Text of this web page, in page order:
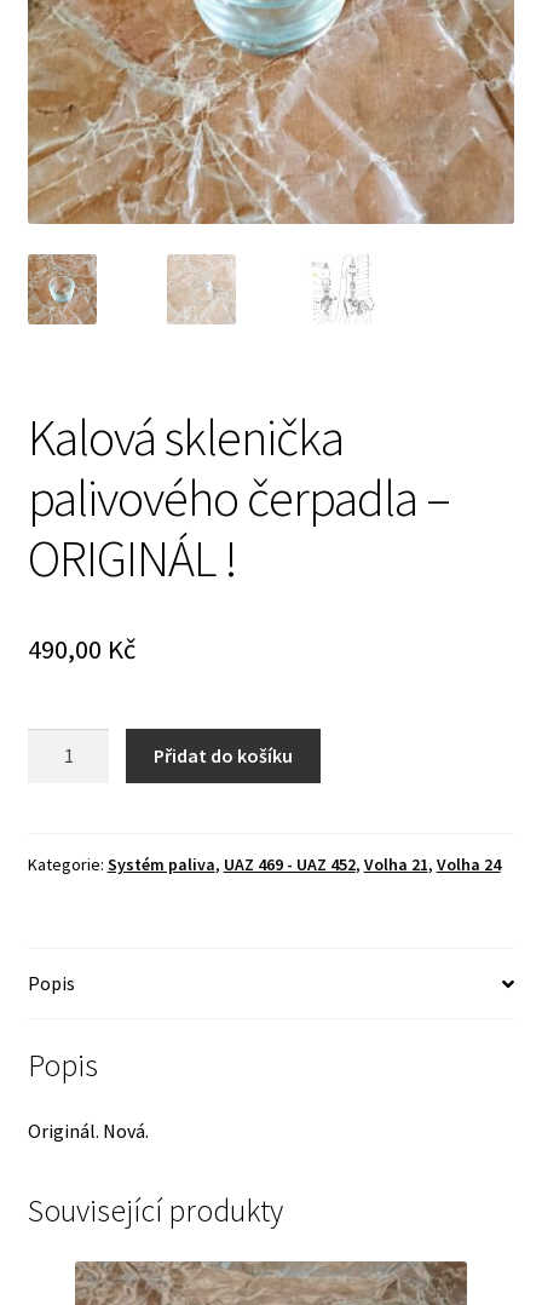
Prodávající – kontaktní informace
Způsoby úhrady
O nás
Kalová sklenička
palivového čerpadla –
ORIGINÁL !
490,00 Kč
-
Přidat do košíku
Kategorie: Systém paliva, UAZ 469 - UAZ 452, Volha 21, Volha 24
Popis
Popis
Originál. Nová.
Související produkty